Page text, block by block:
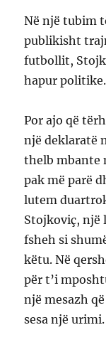
Në një tubim
publikisht
futbollit,
hapur politike.
Por ajo që
një deklaratë
thelb mbante
pak më parë
lutem
Stojkoviç, një
fsheh si
këtu. Në
për t’i
një mesazh
sesa një urimi.